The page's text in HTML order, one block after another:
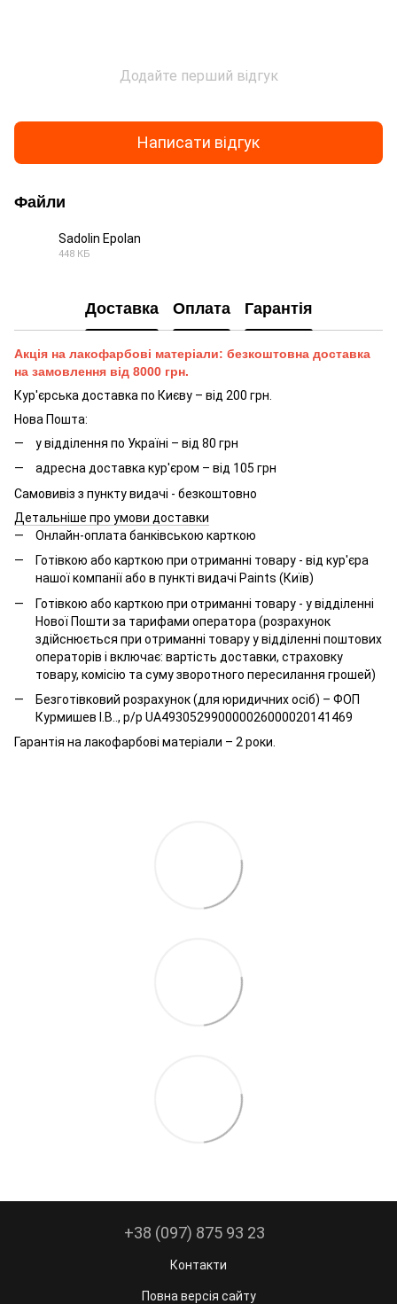
Додайте перший відгук
Написати відгук
Файли
Sadolin Epolan
448 КБ
Доставка Оплата Гарантія
Акція на лакофарбові матеріали: безкоштовна доставка
на замовлення від 8000 грн.
Кур'єрська доставка по Києву – від 200 грн.
Нова Пошта:
у відділення по Україні – від 80 грн
адресна доставка кур'єром – від 105 грн
Самовивіз з пункту видачі - безкоштовно
Детальніше про умови доставки
Онлайн-оплата банківською карткою
Готівкою або карткою при отриманні товару - від кур'єра
нашої компанії або в пункті видачі Paints (Київ)
Готівкою або карткою при отриманні товару - у відділенні
Нової Пошти за тарифами оператора (розрахунок
здійснюється при отриманні товару у відділенні поштових
операторів і включає: вартість доставки, страховку
товару, комісію та суму зворотного пересилання грошей)
Безготівковий розрахунок (для юридичних осіб) – ФОП
Курмишев І.В.., р/р UA493052990000026000020141469
Гарантія на лакофарбові матеріали – 2 роки.
+38 (097) 875 93 23
Контакти
Повна версія сайту